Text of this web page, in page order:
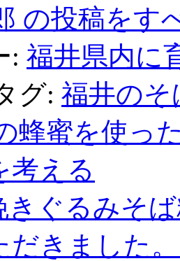
の投稿をす
: 福井県内に
グ: 福井のそ
蜂蜜を使っ
考える
きぐるみそ
だきました